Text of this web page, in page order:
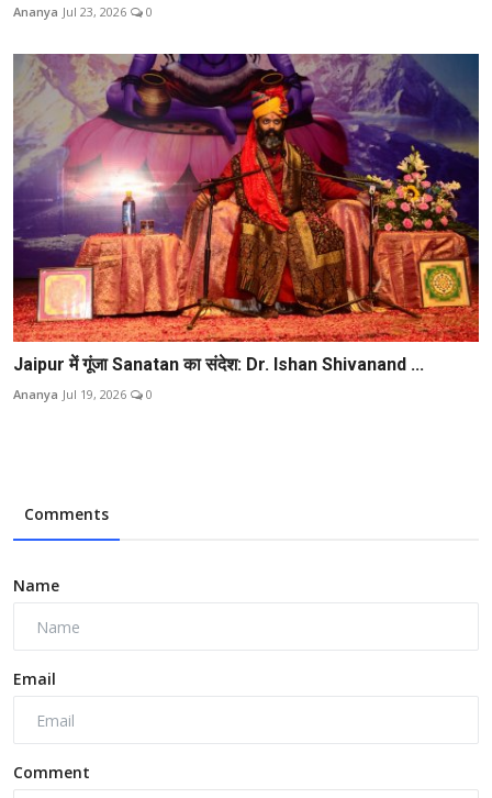
Ananya Jul 23, 2026 0
Jaipur में गूंजा Sanatan का संदेश: Dr. Ishan Shivanand ...
Ananya Jul 19, 2026 0
Comments
Name
Email
Comment